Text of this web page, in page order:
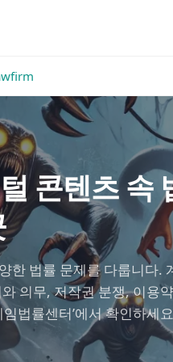
콘텐츠 속
한 법률 문제를 다룹니다.
의무, 저작권 분쟁, 이용
법률센터’에서 확인하세